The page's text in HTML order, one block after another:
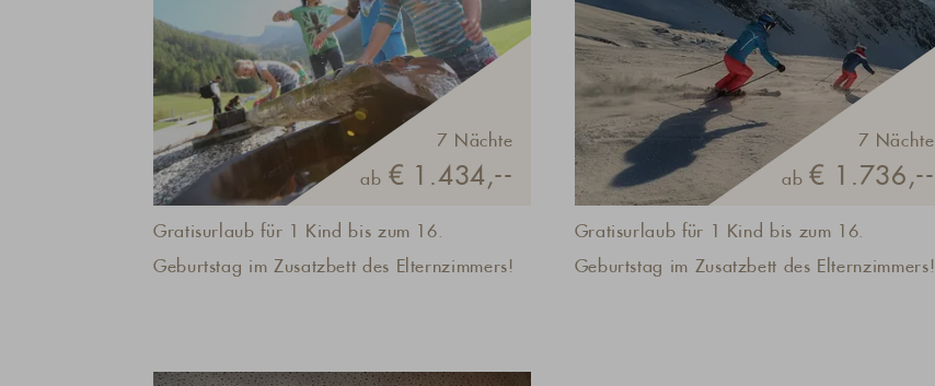
7 Nächte
ab € 1.434,--
Gratisurlaub für 1 Kind bis zum 16.
Geburtstag im Zusatzbett des Elternzimmers!
7 Nächte
ab€ 1.736,--
Gratisurlaub für 1 Kind bis zum 16.
Geburtstag im Zusatzbett des Elternzimmers!